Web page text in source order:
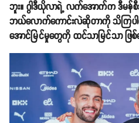
ဘူး။ ဂွါဒီယိုလာရဲ့ လက်အောက်က ဒီ
ဘယ်လောက်ကောင်းလဲဆိုတာကို သိကြ
အောင်မြင်မှုတွေကို ထင်သာမြင်သာ ဖြ